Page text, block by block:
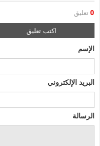
0 تعليق
اكتب تعليق
الإسم
البريد الإلكتروني
الرسالة